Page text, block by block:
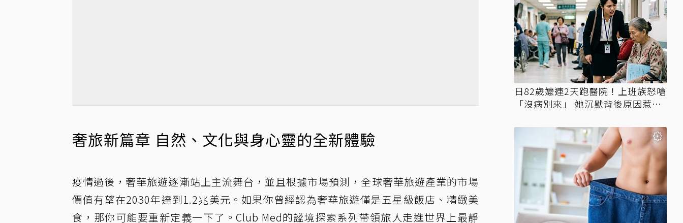
奢旅新篇章 自然、文化與身心靈的全新體驗
疫情過後，奢華旅遊逐漸站上主流舞台，並且根據市場預測，全球奢華旅遊產業的市場
價值有望在2030年達到1.2兆美元。如果你曾經認為奢華旅遊僅是五星級飯店、精緻美
食，那你可能要重新定義一下了。Club Med的謐境探索系列帶領旅人走進世界上最靜
日82歲嬤連2天跑醫院！上班族怒嗆
「沒病別來」 她沉默背後原因惹鼻